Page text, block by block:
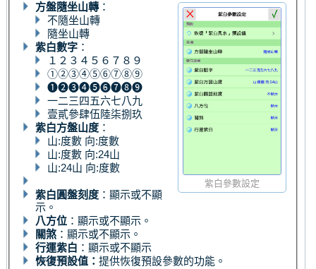
紫白參數設定
方盤隨坐山轉 ：
不隨坐山轉
隨坐山轉
紫白數字 ：
１２３４５６７８９
➀➁➂➃➄➅➆➇➈
❶❷❸❹❺❻❼❽❾
一二三四五六七八九
壹貳參肆伍陸柒捌玖
紫白方盤山度 ：
山:度數 向:度數
山:度數 向:24山
山:24山 向:度數
紫白圓盤刻度 ：顯示或不顯
示。
八方位 ：顯示或不顯示。
關煞 ：顯示或不顯示。
行運紫白 ：顯示或不顯示
恢復預設值：提供恢復預設參數的功能。